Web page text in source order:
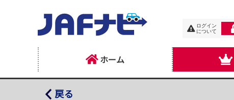
ログイン
について
ホーム
戻る